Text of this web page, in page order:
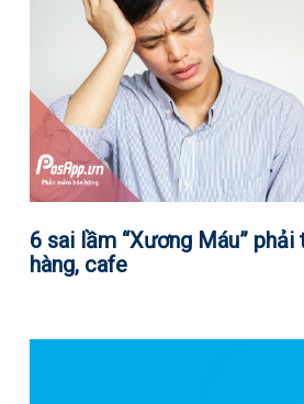
6 sai lầm “Xương Máu” phải
hàng, cafe